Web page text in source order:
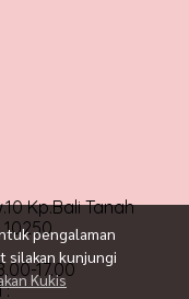
pengalaman
silakan kunjungi
Kukis
Kp.Bali Tanah
17.00
: